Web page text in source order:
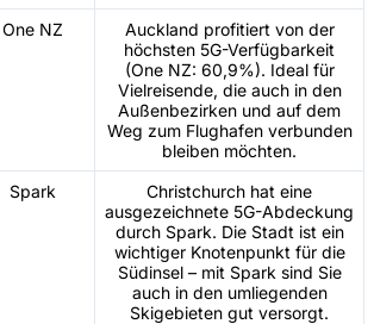
One NZ
Auckland profitiert von der
höchsten 5G-Verfügbarkeit
(One NZ: 60,9%). Ideal für
Vielreisende, die auch in den
Außenbezirken und auf dem
Weg zum Flughafen verbunden
bleiben möchten.
Spark
Christchurch hat eine
ausgezeichnete 5G-Abdeckung
durch Spark. Die Stadt ist ein
wichtiger Knotenpunkt für die
Südinsel – mit Spark sind Sie
auch in den umliegenden
Skigebieten gut versorgt.